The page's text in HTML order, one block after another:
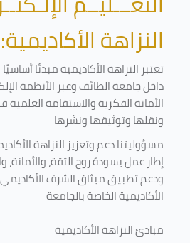
النزاهة الأكاديمية:
تعتبر النزاهة الأكاديمية مبدئا
داخل جامعة الطائف وعبر الأنظمة
الأمانة الفكرية والاستقامة
ونقلها وتوثيقها ونشرها
مسؤوليتنا دعم وتعزيز النزاهة
إطار عمل يسودهُ روح الثقة، والأمانة،
ودعم تطبيق ميثاق الشرف
الأكاديمية الخاصة بالجامعة
مبادئ النزاهة الأكاديمية